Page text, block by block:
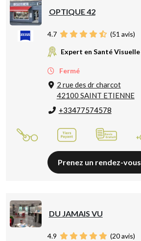
OPTIQUE 42
4.7 (51 avis)
Expert en Santé Visuelle
Fermé
2 rue des dr charcot
42100 SAINT ETIENNE
+33477574578
Prenez un rendez-vous
DU JAMAIS VU
4.9 (20avis)